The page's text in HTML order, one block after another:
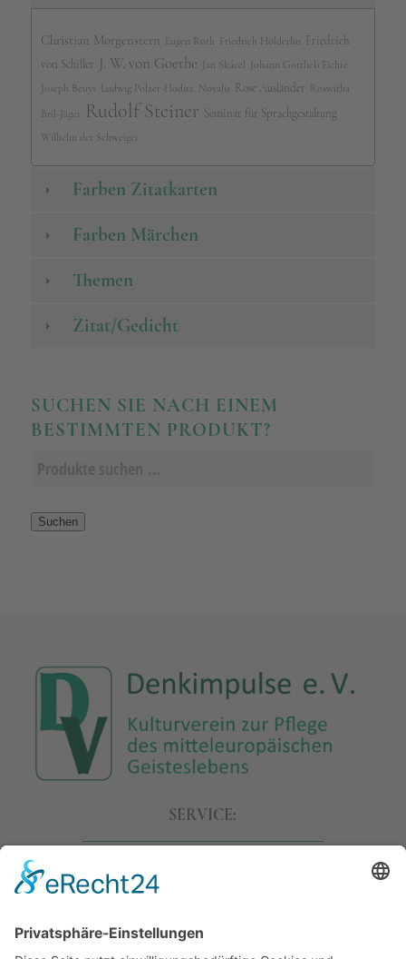
Christian Morgenstern Eugen Roth Friedrich Hölderlin
Friedrich
von Schiller J. W. von Goethe Jan Skácel Johann Gottlieb Fichte
Joseph Beuys Ludwig Polzer-Hoditz Novalis Rose Ausländer Roswitha
Bril-Jäger Rudolf Steiner Seminar für Sprachgestaltung
Wilhelm der Schweiger
Farben Zitatkarten
Farben Märchen
Themen
Zitat/Gedicht
SUCHEN SIE NACH EINEM
BESTIMMTEN PRODUKT?
Suchen
SERVICE:
• Allgemeine Geschäftsbedingungen
• Widerruf